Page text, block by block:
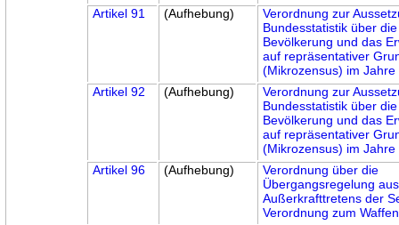
Artikel 91
(Aufhebung)
Verordnung zur
Bundesstatistik über die
Bevölkerung und das
auf repräsentativer
(Mikrozensus) im Jahre
Artikel 92
(Aufhebung)
Verordnung zur
Bundesstatistik über die
Bevölkerung und das
auf repräsentativer
(Mikrozensus) im Jahre
Artikel 96
(Aufhebung)
Verordnung über die
Übergangsregelung
Außerkrafttretens der
Verordnung zum